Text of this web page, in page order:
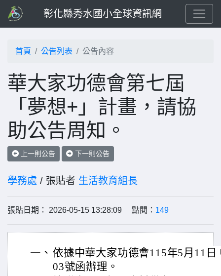
彰化縣秀水國小全球資訊網
首頁 公告列表 公告內容
華大家功德會第七屆
「夢想+」計畫，請協
助公告周知。
上一則公告 下一則公告
學務處 / 張貼者 生活教育組長
張貼日期： 2026-05-15 13:28:09 點閱： 149
一、 依據中華大家功德會115年5月11
03號函辦理。